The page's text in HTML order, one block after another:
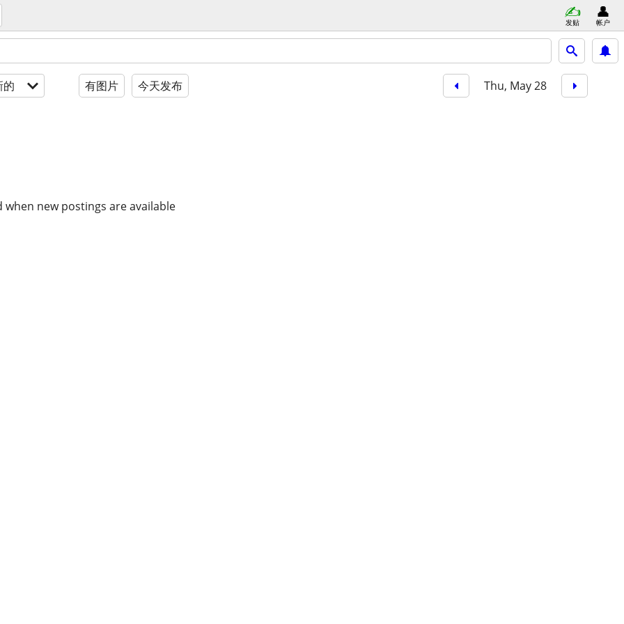
发贴 帐户
的 有图片 今天发布 Thu, May 28
new postings are available